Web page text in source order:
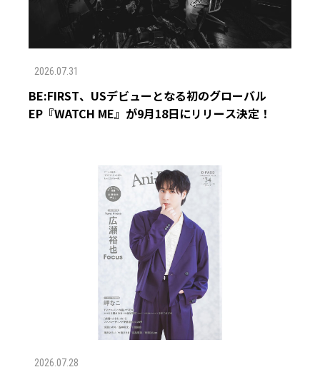
2026.07.31
BE:FIRST、USデビューとなる初のグローバル
EP『WATCH ME』が9月18日にリリース決定！
2026.07.28